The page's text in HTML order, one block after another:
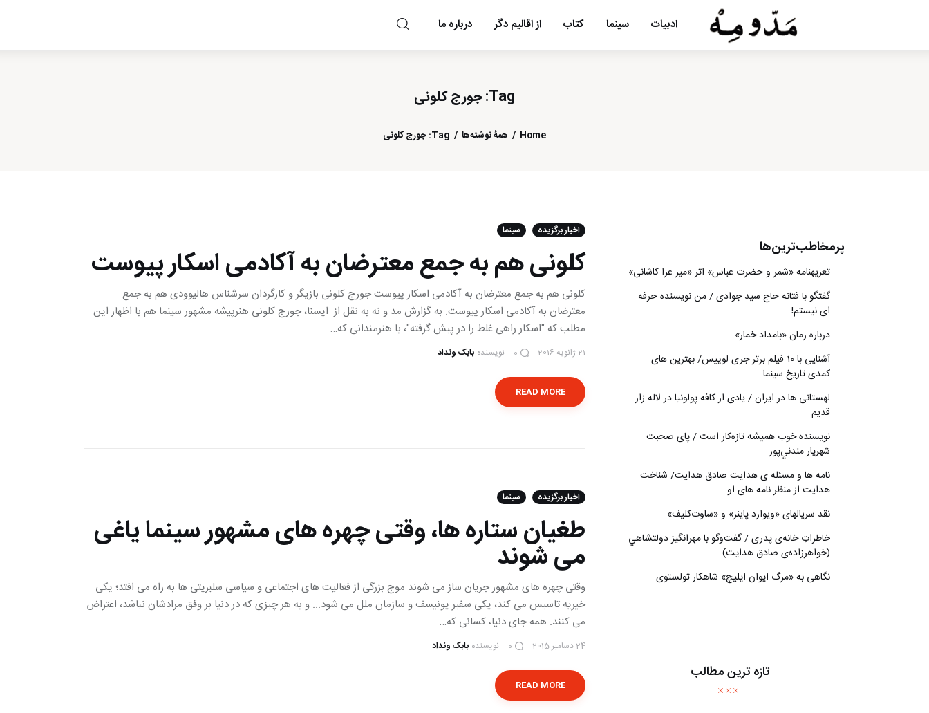
ادبیات سینما کتاب از اقالیم دگر درباره ما
Tag: جورج کلونی
Home همهٔ نوشته‌ها Tag: جورج کلونی
اخبار برگزیده سینما
کلونی هم به جمع معترضان به آکادمی اسکار پیوست
کلونی هم به جمع معترضان به آکادمی اسکار پیوست جورج کلونی بازیگر و کارگردان سرشناس هالیوودی هم به جمع
معترضان به آکادمی اسکار پیوست. به گزارش مد و نه به نقل از ایسنا، جورج کلونی هنرپیشه مشهور سینما هم با اظهار این
مطلب که "اسکار راهی غلط را در پیش گرفته"، با هنرمندانی که…
21 ژانویه 2016 0 نویسنده بابک ونداد
READ MORE
اخبار برگزیده سینما
طغیان ستاره ها، وقتی چهره های مشهور سینما یاغی
می شوند
وقتی چهره های مشهور جریان ساز می شوند موج بزرگی از فعالیت های اجتماعی و سیاسی سلبریتی ها به راه می افتد؛ یکی
خیریه تاسیس می کند، یکی سفیر یونیسف و سازمان ملل می شود... و به هر چیزی که در دنیا بر وفق مرادشان نباشد، اعتراض
می کنند. همه جای دنیا، کسانی که…
24 دسامبر 2015 0 نویسنده بابک ونداد
READ MORE
پرمخاطب‌ترین‌ها
تعزیه‎نامه‏ «شمر و حضرت عباس» اثر «میر عزا کاشانی»
گفتگو با فتانه حاج سید جوادی / من نویسنده حرفه
ای نیستم!
درباره رمان «بامداد خمار»
آشنایی با 10 فیلم برتر جری لوییس/ بهترین های
کمدی تاریخ سینما
لهستانی ها در ایران / یادی از کافه پولونیا در لاله زار
قدیم
نويسنده خوب هميشه تازه‌كار است / پای صحبت
شهريار مندني‌پور
نامه ها و مسئله ی هدایت صادق هدایت/ شناخت
هدایت از منظر نامه های او
نقد سریالهای «ویوارد پاینز» و «ساوت‌کلیف»
خاطراتِ خانه‌ی پدری / گفت‌وگو با مهرانگيز دولتشاهي
(خواهرزاده‌ی صادق هدايت)
نگاهی به «مرگ ايوان ايليچ» شاهکار تولستوی
تازه ترین مطالب